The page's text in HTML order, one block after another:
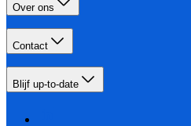
Over ons
Contact
Blijf up-to-date